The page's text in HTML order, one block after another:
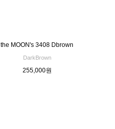
the MOON's 3408 Dbrown
DarkBrown
255,000원